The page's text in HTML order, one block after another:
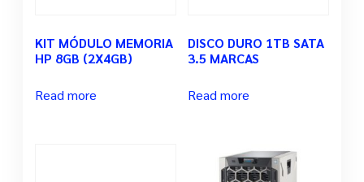
KIT MÓDULO MEMORIA
HP 8GB (2X4GB)
Read more
DISCO DURO 1TB SATA
3.5 MARCAS
Read more